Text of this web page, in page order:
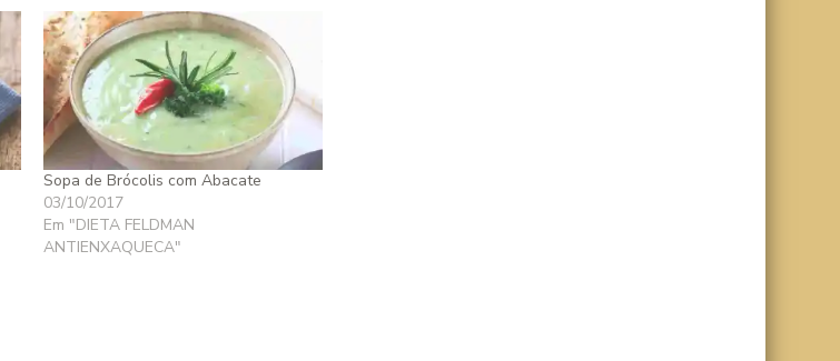
Sopa de Brócolis com Abacate
03/10/2017
Em "DIETA FELDMAN
ANTIENXAQUECA"